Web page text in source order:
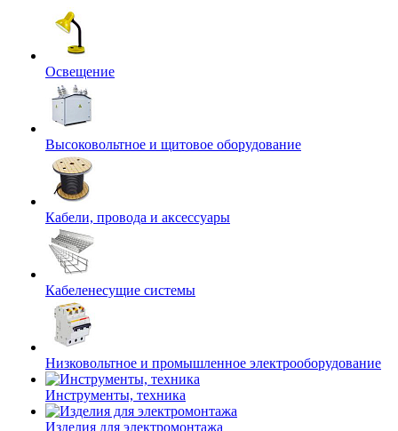
Освещение
Высоковольтное и щитовое оборудование
Кабели, провода и аксессуары
Кабеленесущие системы
Низковольтное и промышленное электрооборудование
Инструменты, техника
Изделия для электромонтажа